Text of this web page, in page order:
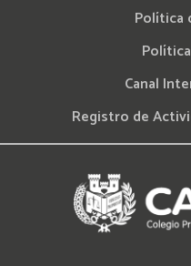
Política
Canal
Registro de